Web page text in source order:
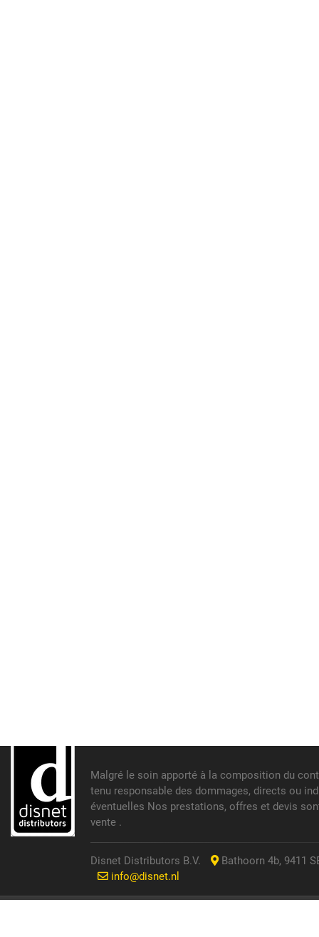
Malgré le soin apporté à la composition du
tenu responsable des dommages, directs ou
éventuelles Nos prestations, offres et devis
vente .
Disnet Distributors B.V.
Bathoorn 4b, 9411
info@disnet.nl